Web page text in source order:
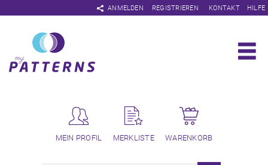
ANMELDEN
Navigation
überspringen
REGISTRIEREN KONTAKT HILFE
MEIN PROFIL MERKLISTE WARENKORB